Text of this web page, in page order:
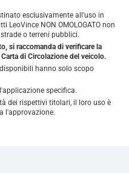
esclusivamente all'uso in
NON OMOLOGATO non
o terreni pubblici.
si raccomanda di verificare la
di Circolazione del veicolo.
hanno solo scopo
specifica.
dei rispettivi titolari, il loro uso è
l'approvazione.